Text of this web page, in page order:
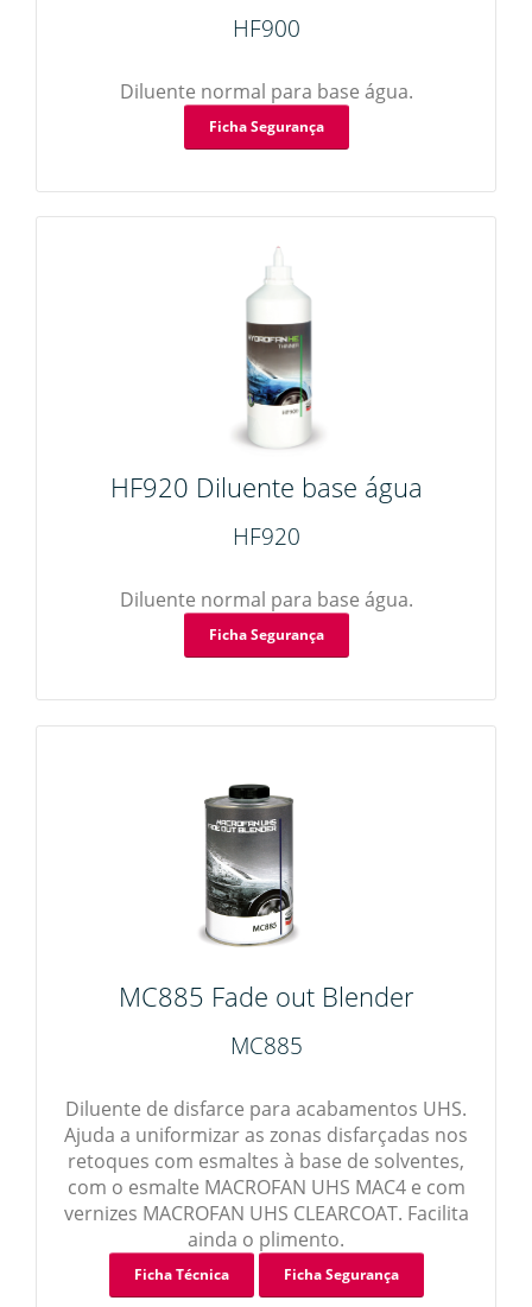
HF900
Diluente normal para base água.
Ficha Segurança
HF920 Diluente base água
HF920
Diluente normal para base água.
Ficha Segurança
MC885 Fade out Blender
MC885
Diluente de disfarce para acabamentos UHS.
Ajuda a uniformizar as zonas disfarçadas nos
retoques com esmaltes à base de solventes,
com o esmalte MACROFAN UHS MAC4 e com
vernizes MACROFAN UHS CLEARCOAT. Facilita
ainda o plimento.
Ficha Técnica Ficha Segurança